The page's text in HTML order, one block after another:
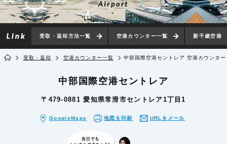
Airport
受取・返却方法一覧 空港カウンター一覧 新千歳空港
受取・返却 空港カウンター一覧 中部国際空港セントレア 空港カウンター
中部国際空港セントレア
〒479-0881 愛知県常滑市セントレア1丁目1
GoogleMaps 地図を印刷 URLをメール